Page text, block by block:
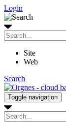
Login
Site
Web
Search
Toggle navigation